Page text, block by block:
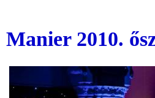
Manier 2010.